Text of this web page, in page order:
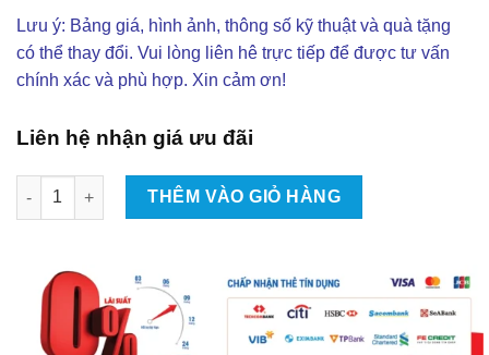
Lưu ý: Bảng giá, hình ảnh, thông số kỹ thuật và quà tặng
có thể thay đổi. Vui lòng liên hê trực tiếp để được tư vấn
chính xác và phù hợp. Xin cảm ơn!
Liên hệ nhận giá ưu đãi
Dán Phim Cách Nhiệt Xe Mazda 2 Tại TP.HCM số lượng
THÊM VÀO GIỎ HÀNG